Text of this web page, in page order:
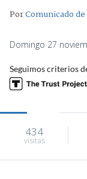
PorComunicado
Domingo 27
Seguimos criterios
434
visitas